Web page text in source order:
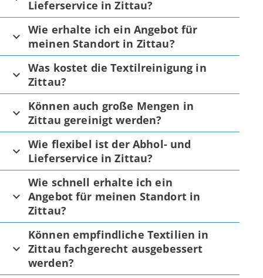
Lieferservice in Zittau?
Wie erhalte ich ein Angebot für
meinen Standort in Zittau?
Was kostet die Textilreinigung in
Zittau?
Können auch große Mengen in
Zittau gereinigt werden?
Wie flexibel ist der Abhol- und
Lieferservice in Zittau?
Wie schnell erhalte ich ein
Angebot für meinen Standort in
Zittau?
Können empfindliche Textilien in
Zittau fachgerecht ausgebessert
werden?